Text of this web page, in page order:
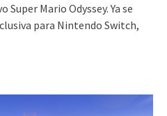
Mario Odyssey. Ya se
para Nintendo Switch,